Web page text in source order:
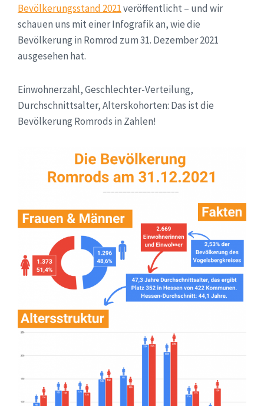
Bevölkerungsstand 2021veröffentlicht – und wir
schauen uns mit einer Infografik an, wie die
Bevölkerung in Romrod zum 31. Dezember 2021
ausgesehen hat.
Einwohnerzahl, Geschlechter-Verteilung,
Durchschnittsalter, Alterskohorten: Das ist die
Bevölkerung Romrods in Zahlen!